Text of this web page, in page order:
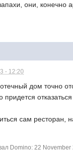
они,
- 12:20
дом точно
придется
сам ресторан,
Domino: 22 November